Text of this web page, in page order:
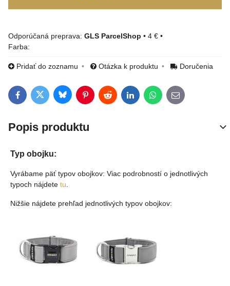
GLS ParcelShop • 4 € •
Farba:
Pridať do zoznamu Otázka k produktu Doručenia
FacebookTwitterBlueskyPinterestRedditLinkedInWhatsApp
E-mail
Popis produktu
Typ obojku:
Vyrábame päť typov obojkov: Viac podrobností o jednotlivých
typoch nájdete tu
Nižšie nájdete prehľad jednotlivých typov obojkov: